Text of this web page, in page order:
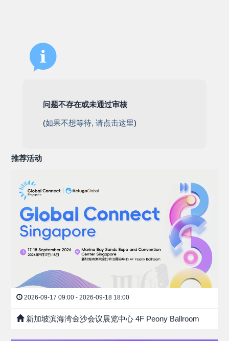
问题不存在或未通过审核
(如果不想等待, 请点击这里)
推荐活动
2026-09-17 09:00 - 2026-09-18 18:00
新加坡滨海湾金沙会议展览中心 4F Peony Ballroom